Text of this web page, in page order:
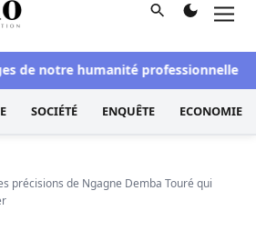
d'information et d'investigation
Rechercher
notre humanité professionnelle :
SOCIÉTÉ ENQUÊTE ECONOMIE
précisions de Ngagne Demba Touré qui